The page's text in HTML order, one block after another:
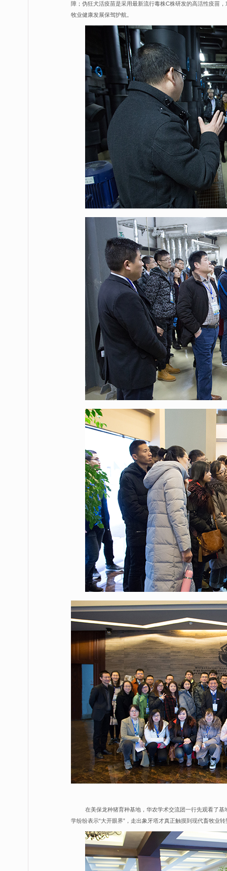
障；伪狂犬活疫苗是采用最新流行毒株C株研发的高活性疫苗
牧业健康发展保驾护航。
在美保龙种猪育种基地，华农学术交流团一行先观看了
学纷纷表示“大开眼界”，走出象牙塔才真正触摸到现代畜牧业